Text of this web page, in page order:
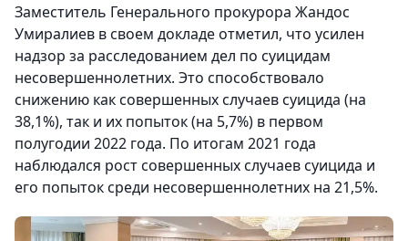
Заместитель Генерального прокурора Жандос
Умиралиев в своем докладе отметил, что усилен
надзор за расследованием дел по суицидам
несовершеннолетних. Это способствовало
снижению как совершенных случаев суицида (на
38,1%), так и их попыток (на 5,7%) в первом
полугодии 2022 года. По итогам 2021 года
наблюдался рост совершенных случаев суицида и
его попыток среди несовершеннолетних на 21,5%.